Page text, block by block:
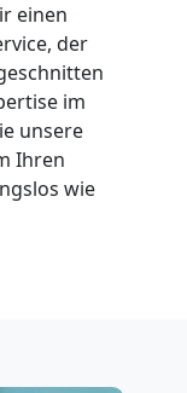
einen
der
im
unsere
Ihren
wie